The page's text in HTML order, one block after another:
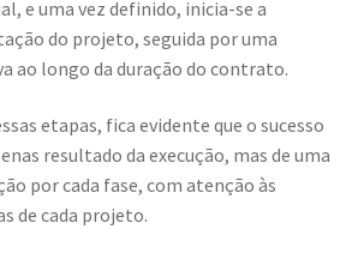
e uma vez definido, inicia-se a
do projeto, seguida por uma
ao longo da duração do contrato.
etapas, fica evidente que o sucesso
resultado da execução, mas de uma
por cada fase, com atenção às
de cada projeto.